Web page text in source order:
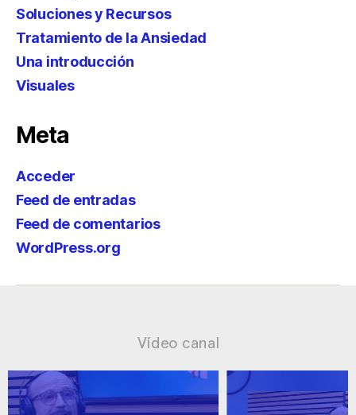
Soluciones y Recursos
Tratamiento de la Ansiedad
Una introducción
Visuales
Meta
Acceder
Feed de entradas
Feed de comentarios
WordPress.org
Vídeo canal